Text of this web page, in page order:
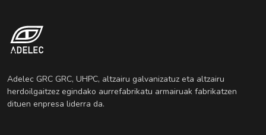
Adelec GRC GRC, UHPC, altzairu galvanizatuz eta altzairu
herdoilgaitzez egindako aurrefabrikatu armairuak fabrikatzen
dituen enpresa liderra da.